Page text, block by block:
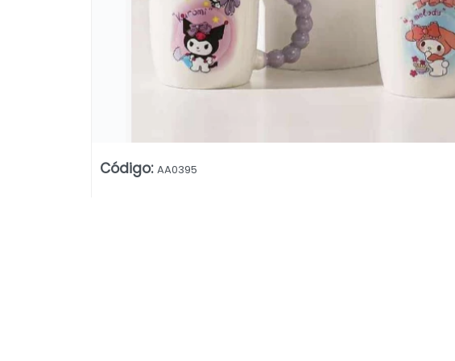
Código: AA0395